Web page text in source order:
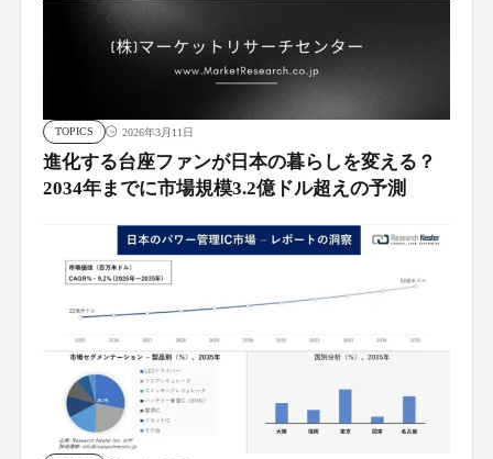
TOPICS 2026年3月11日
進化する台座ファンが日本の暮らしを変える？
2034年までに市場規模3.2億ドル超えの予測